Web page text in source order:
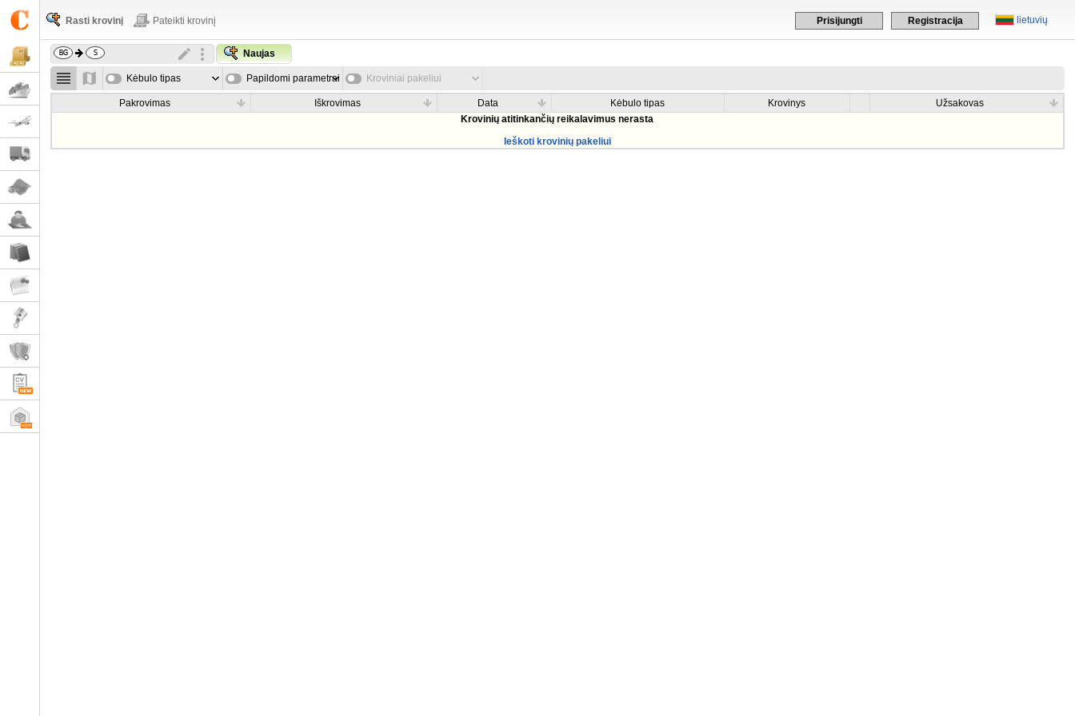
lietuvių
Prisijungti Registracija
Rasti krovinį Pateikti krovinį
Naujas
Kėbulo tipas Papildomi parametrai Kroviniai pakeliui
Pakrovimas Iškrovimas Data Kėbulo tipas Krovinys
Užsakovas
Krovinių atitinkančių reikalavimus nerasta
Ieškoti krovinių pakeliui